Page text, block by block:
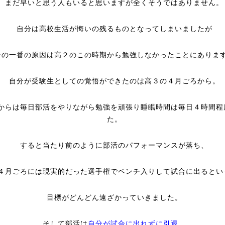
まだ早いと思う人もいると思いますが全くそうではありません。
自分は高校生活が悔いの残るものとなってしまいましたが
一番の原因は高２のこの時期から勉強しなかったことにありま
自分が受験生としての覚悟ができたのは高３の４月ごろから。
らは毎日部活をやりながら勉強を頑張り睡眠時間は毎日４時間
た。
すると当たり前のように部活のパフォーマンスが落ち、
月ごろには現実的だった選手権でベンチ入りして試合に出るとい
目標がどんどん遠ざかっていきました。